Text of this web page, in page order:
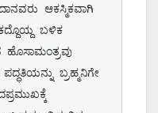
ಆಕಸ್ಮಿಕವಾಗಿ
ಬಳಿಕ
ಹೊಸಾಮಂತ್ರವು
ಬ್ರಹ್ಮನಿಗೇ